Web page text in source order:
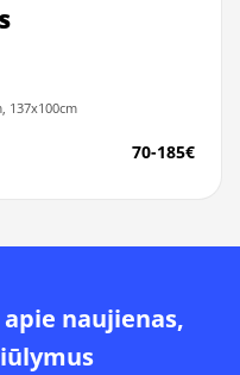
137x100cm
70-185€
naujienas,